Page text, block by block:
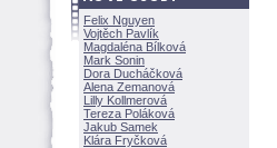
Felix Nguyen
Vojtěch Pavlík
Magdaléna Bílkov
Mark Sonin
Dora Ducháčkov
Alena Zemanov
Lilly Kollmerov
Tereza Polákov
Jakub Samek
Klára Fryčkov